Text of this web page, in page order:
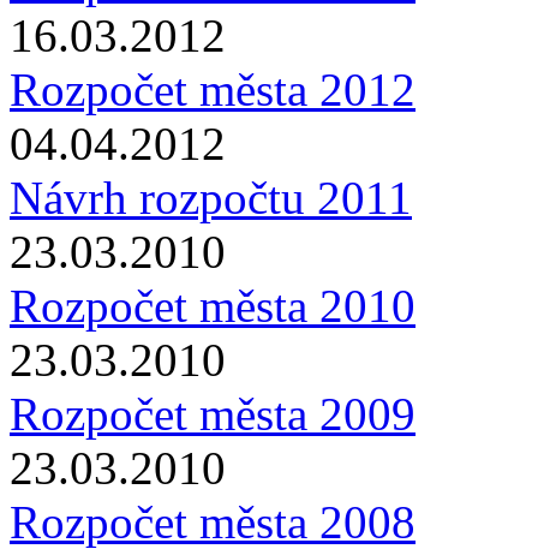
16.03.2012
Rozpočet města 2012
04.04.2012
Návrh rozpočtu 2011
23.03.2010
Rozpočet města 2010
23.03.2010
Rozpočet města 2009
23.03.2010
Rozpočet města 2008